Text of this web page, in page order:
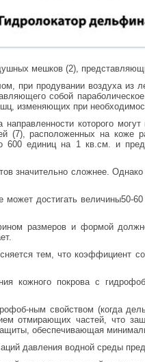
мешков (2),
при продувании воздуха из
собой
изменяющих при
направленности которого
(7), расположенных на
600 единиц на 1 кв.см. и
значительно сложнее.
достигать величины50-
размеров и формой
тем, что коэффициент
кожного покрова с
ным свойством (когда
отмирающих частей, что
обеспечивающая
давления водной среды